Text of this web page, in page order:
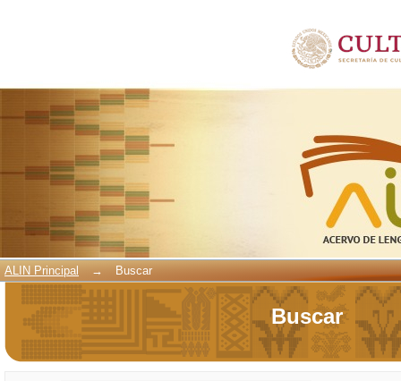
ALIN Principal → Buscar
Buscar